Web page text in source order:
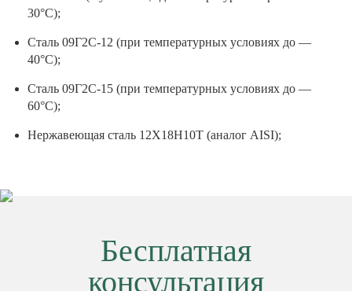
30°C);
Сталь 09Г2С-12 (при температурных условиях до —
40°C);
Сталь 09Г2С-15 (при температурных условиях до —
60°C);
Нержавеющая сталь 12Х18Н10Т (аналог AISI);
Бесплатная
консультация